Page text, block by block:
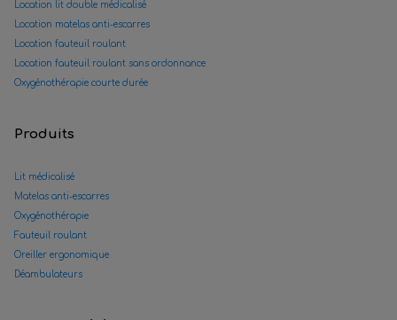
Location lit double médicalisé
Location matelas anti-escarres
Location fauteuil roulant
Location fauteuil roulant sans ordonnance
Oxygénothérapie courte durée
Produits
Lit médicalisé
Matelas anti-escarres
Oxygénothérapie
Fauteuil roulant
Oreiller ergonomique
Déambulateurs